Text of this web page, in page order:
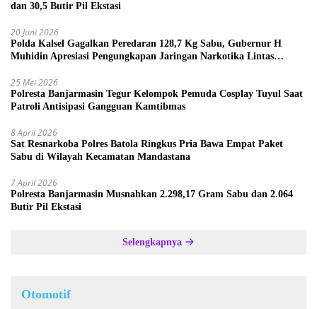
dan 30,5 Butir Pil Ekstasi
20 Juni 2026
Polda Kalsel Gagalkan Peredaran 128,7 Kg Sabu, Gubernur H
Muhidin Apresiasi Pengungkapan Jaringan Narkotika Lintas
25 Mei 2026
Polresta Banjarmasin Tegur Kelompok Pemuda Cosplay Tuyul Saat
Patroli Antisipasi Gangguan Kamtibmas
8 April 2026
Sat Resnarkoba Polres Batola Ringkus Pria Bawa Empat Paket
Sabu di Wilayah Kecamatan Mandastana
7 April 2026
Polresta Banjarmasin Musnahkan 2.298,17 Gram Sabu dan 2.064
Butir Pil Ekstasi
Selengkapnya
Otomotif